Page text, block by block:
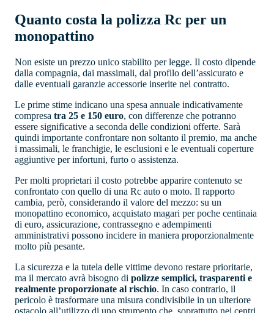
Quanto costa la polizza Rc per un
monopattino
Non esiste un prezzo unico stabilito per legge. Il costo dipende
dalla compagnia, dai massimali, dal profilo dell’assicurato e
dalle eventuali garanzie accessorie inserite nel contratto.
Le prime stime indicano una spesa annuale indicativamente
compresa tra 25 e 150 euro, con differenze che potranno
essere significative a seconda delle condizioni offerte. Sarà
quindi importante confrontare non soltanto il premio, ma anche
i massimali, le franchigie, le esclusioni e le eventuali coperture
aggiuntive per infortuni, furto o assistenza.
Per molti proprietari il costo potrebbe apparire contenuto se
confrontato con quello di una Rc auto o moto. Il rapporto
cambia, però, considerando il valore del mezzo: su un
monopattino economico, acquistato magari per poche centinaia
di euro, assicurazione, contrassegno e adempimenti
amministrativi possono incidere in maniera proporzionalmente
molto più pesante.
La sicurezza e la tutela delle vittime devono restare prioritarie,
ma il mercato avrà bisogno di polizze semplici, trasparenti e
realmente proporzionate al rischio. In caso contrario, il
pericolo è trasformare una misura condivisibile in un ulteriore